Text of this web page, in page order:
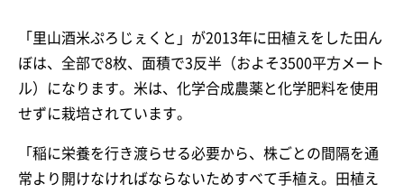
「里山酒米ぷろじぇくと」が2013年に田植えをした田ん
ぼは、全部で8枚、面積で3反半（およそ3500平方メート
ル）になります。米は、化学合成農薬と化学肥料を使用
せずに栽培されています。
「稲に栄養を行き渡らせる必要から、株ごとの間隔を通
常より開けなければならないためすべて手植え。田植え